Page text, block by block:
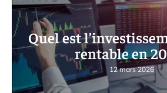
Quel est
rentable en
12 mars 2026